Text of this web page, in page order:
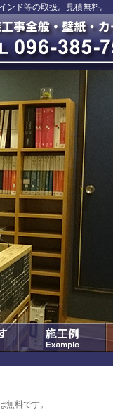
ド等の取扱。見積無料。
料です。